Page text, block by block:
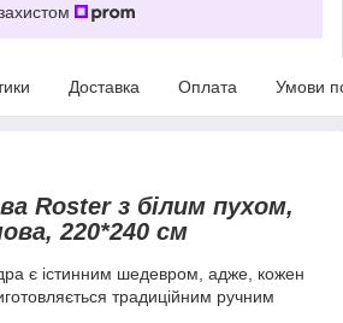
Доставка Оплата Умови
Roster з білим пухом,
220*240 см
є істинним шедевром, адже, кожен
традиційним ручним